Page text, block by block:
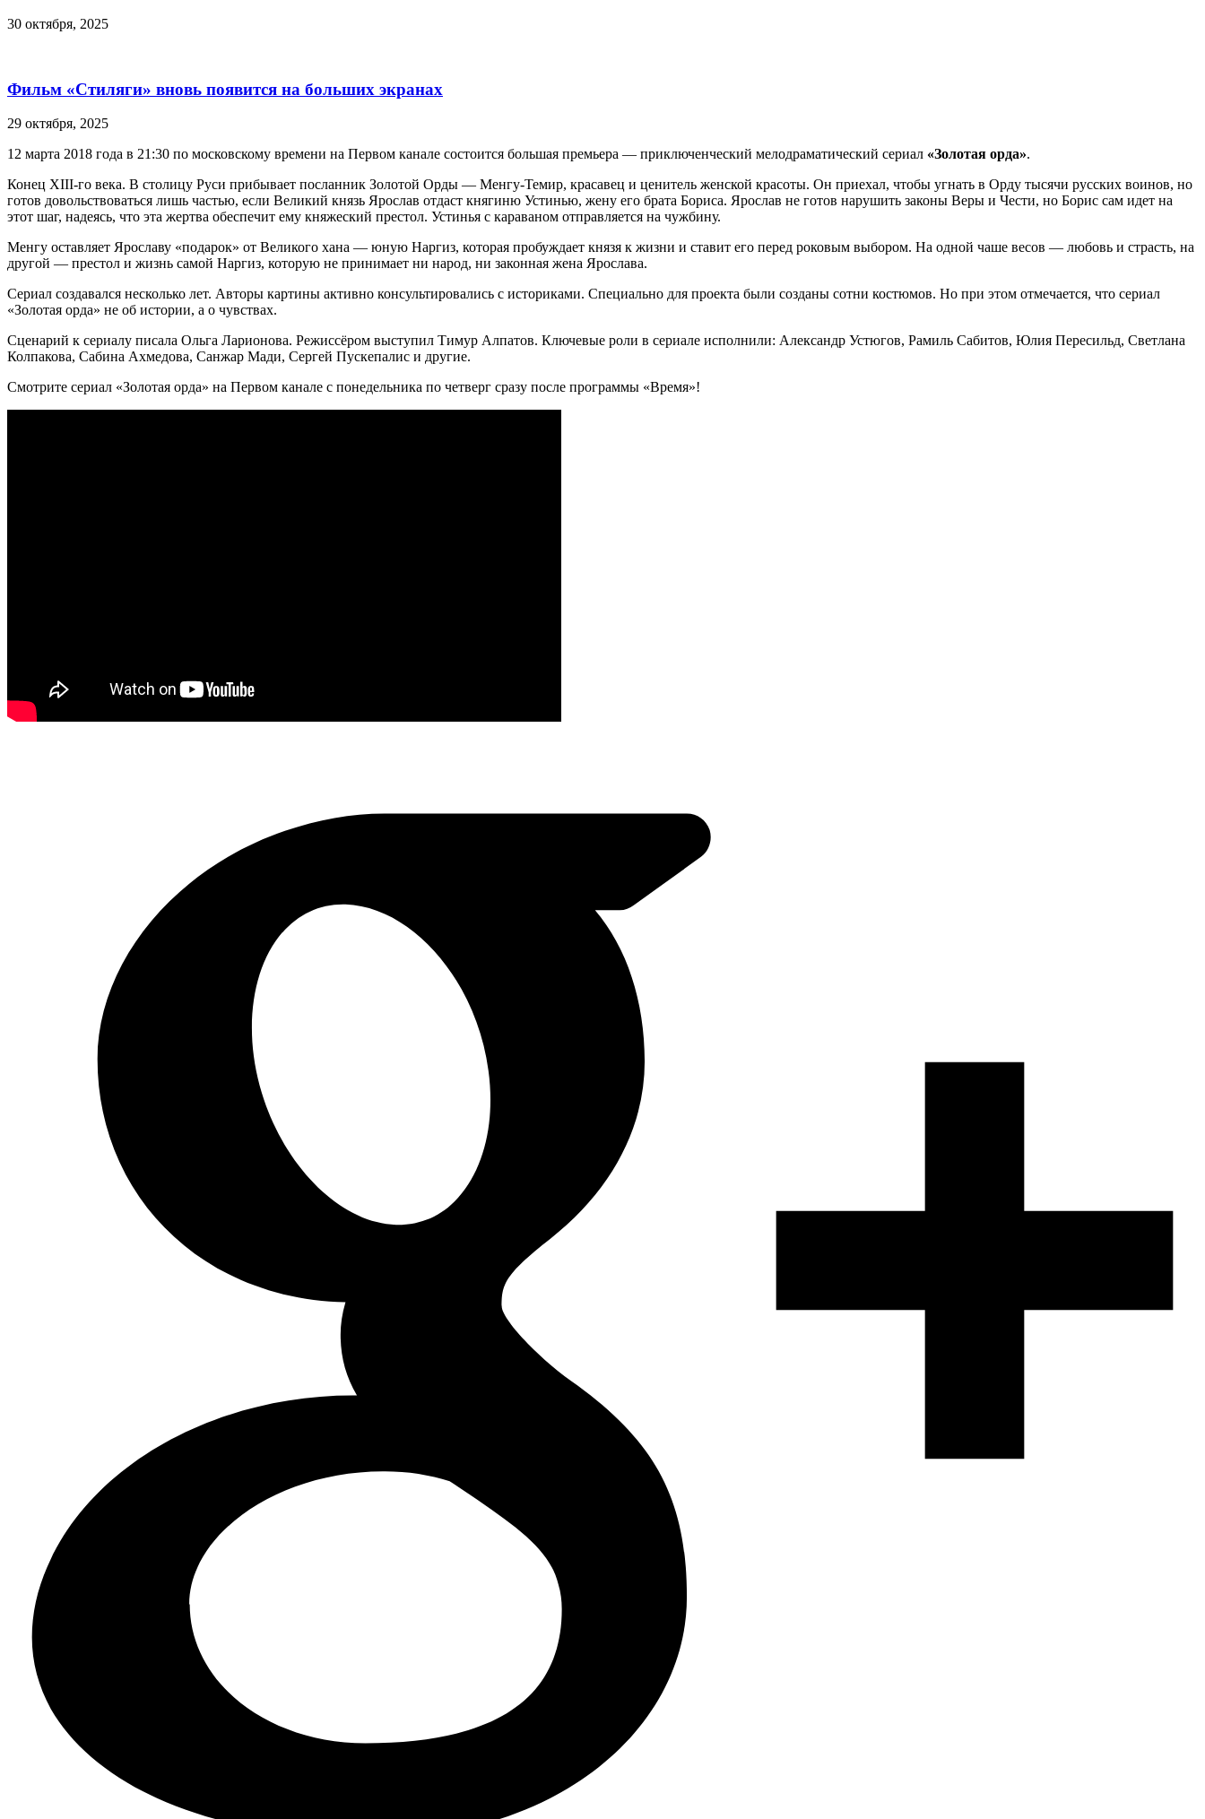
30 октября, 2025
Фильм «Стиляги» вновь появится на больших экранах
29 октября, 2025
12 марта 2018 года в 21:30 по московскому времени на Первом канале состоится большая премьера — приключенческий мелодраматический сериал «Золотая орда».
Конец XIII-го века. В столицу Руси прибывает посланник Золотой Орды — Менгу-Темир, красавец и ценитель женской красоты. Он приехал, чтобы угнать в Орду тысячи русских воинов, но
готов довольствоваться лишь частью, если Великий князь Ярослав отдаст княгиню Устинью, жену его брата Бориса. Ярослав не готов нарушить законы Веры и Чести, но Борис сам идет на
этот шаг, надеясь, что эта жертва обеспечит ему княжеский престол. Устинья с караваном отправляется на чужбину.
Менгу оставляет Ярославу «подарок» от Великого хана — юную Наргиз, которая пробуждает князя к жизни и ставит его перед роковым выбором. На одной чаше весов — любовь и страсть, на
другой — престол и жизнь самой Наргиз, которую не принимает ни народ, ни законная жена Ярослава.
Сериал создавался несколько лет. Авторы картины активно консультировались с историками. Специально для проекта были созданы сотни костюмов. Но при этом отмечается, что сериал
«Золотая орда» не об истории, а о чувствах.
Сценарий к сериалу писала Ольга Ларионова. Режиссёром выступил Тимур Алпатов. Ключевые роли в сериале исполнили: Александр Устюгов, Рамиль Сабитов, Юлия Пересильд, Светлана
Колпакова, Сабина Ахмедова, Санжар Мади, Сергей Пускепалис и другие.
Смотрите сериал «Золотая орда» на Первом канале с понедельника по четверг сразу после программы «Время»!